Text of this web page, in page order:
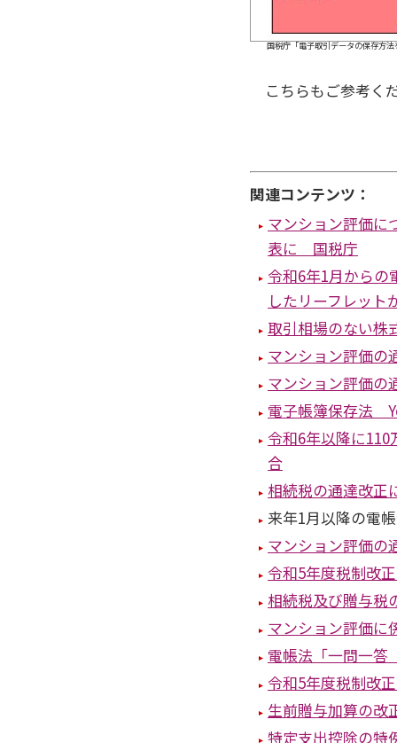
国税庁「電子取引データの保存方
こちらもご参考く
関連コンテンツ：
マンション評価に
表に 国税庁
令和6年1月からの
したリーフレッ
取引相場のない
マンション評価
マンション評価
電子帳簿保存法
令和6年以降に
合
相続税の通達改
来年1月以降の電
マンション評価
令和5年度税制改
相続税及び贈与
マンション評価
電帳法「一問一
令和5年度税制改
生前贈与加算の改
特定支出控除の